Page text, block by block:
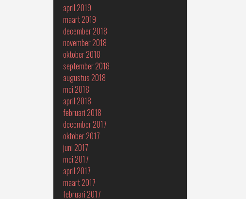
april 2019
maart 2019
december 2018
november 2018
oktober 2018
september 2018
augustus 2018
mei 2018
april 2018
februari 2018
december 2017
oktober 2017
juni 2017
mei 2017
april 2017
maart 2017
februari 2017